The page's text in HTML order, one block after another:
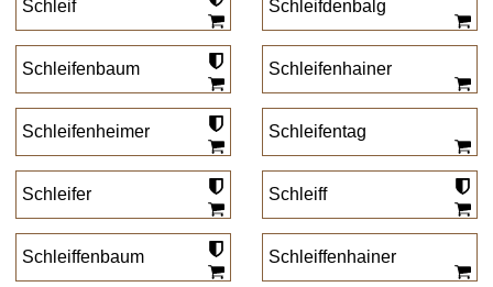
Schleif Schleifdenbalg
Schleifenbaum Schleifenhainer
Schleifenheimer Schleifentag
Schleifer Schleiff
Schleiffenbaum Schleiffenhainer